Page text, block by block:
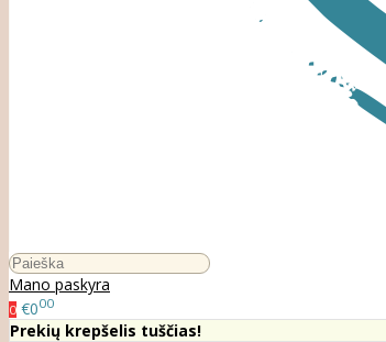
Mano paskyra
0 €000
Prekių krepšelis tuščias!